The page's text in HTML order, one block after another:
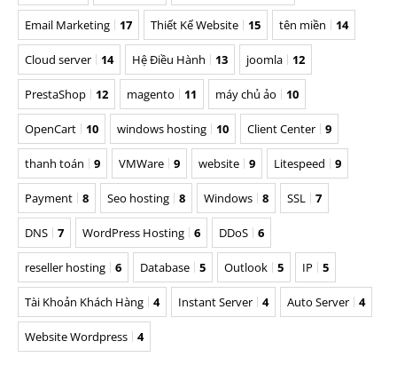
Email Marketing 17 Thiết Kế Website 15 tên miền 14
Cloud server 14 Hệ Điều Hành 13 joomla 12
PrestaShop 12 magento 11 máy chủ ảo 10
OpenCart 10 windows hosting 10 Client Center 9
thanh toán 9 VMWare 9 website 9 Litespeed 9
Payment 8 Seo hosting 8 Windows 8 SSL 7
DNS 7 WordPress Hosting 6 DDoS 6
reseller hosting 6 Database 5 Outlook 5 IP 5
Tài Khoản Khách Hàng 4 Instant Server 4 Auto Server 4
Website Wordpress 4